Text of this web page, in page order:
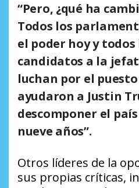
“Pero, ¿qué ha
Todos los
el poder hoy y
candidatos a la
luchan por el
ayudaron a Justin
descomponer el
nueve años”.
Otros líderes de la
sus propias críticas,